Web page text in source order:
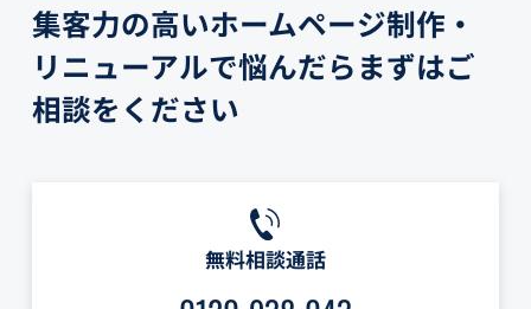
集客力の高いホームページ制作・
リニューアルで悩んだらまずはご
相談をください
無料相談通話